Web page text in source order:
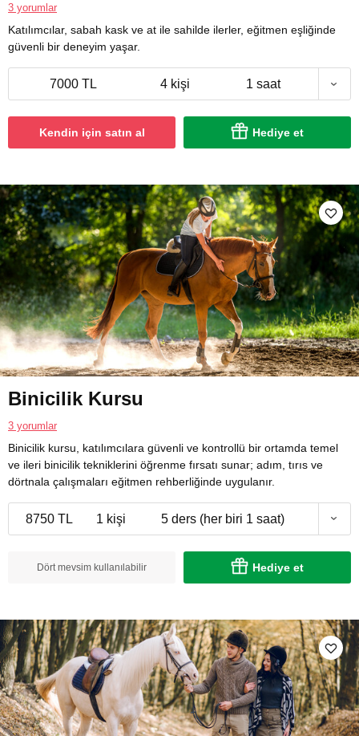
3 yorumlar
Katılımcılar, sabah kask ve at ile sahilde ilerler, eğitmen eşliğinde
güvenli bir deneyim yaşar.
7000 TL 4 kişi 1 saat
Kendin için satın al Hediye et
Binicilik Kursu
3 yorumlar
Binicilik kursu, katılımcılara güvenli ve kontrollü bir ortamda temel
ve ileri binicilik tekniklerini öğrenme fırsatı sunar; adım, tırıs ve
dörtnala çalışmaları eğitmen rehberliğinde uygulanır.
8750 TL 1 kişi 5 ders (her biri 1 saat)
Dört mevsim kullanılabilir Hediye et